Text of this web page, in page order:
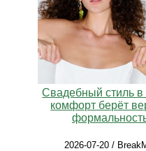
Свадебный стиль в
комфорт берёт
2026-07-20 /